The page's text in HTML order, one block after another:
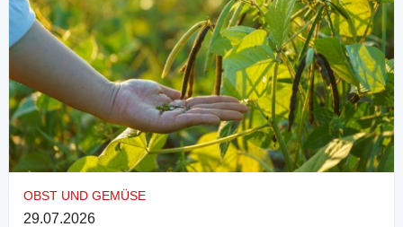
OBST UND GEMÜSE
29.07.2026